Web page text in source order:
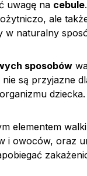
uwagę na cebule
ale
w naturalny
sposobów
są przyjazne
dziecka.
elementem
i owoców, oraz